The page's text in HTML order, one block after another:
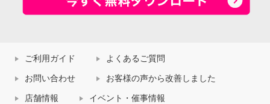
ご利用ガイド よくあるご質問
お問い合わせ お客様の声から改善しました
店舗情報 イベント・催事情報